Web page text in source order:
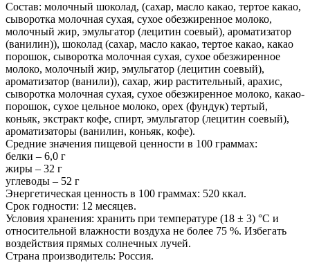
Состав: молочный шоколад, (сахар, масло какао, тертое какао,
сыворотка молочная сухая, сухое обезжиренное молоко,
молочный жир, эмульгатор (лецитин соевый), ароматизатор
(ванилин)), шоколад (сахар, масло какао, тертое какао, какао
порошок, сыворотка молочная сухая, сухое обезжиренное
молоко, молочный жир, эмульгатор (лецитин соевый),
ароматизатор (ванили)), сахар, жир растительный, арахис,
сыворотка молочная сухая, сухое обезжиренное молоко, какао-
порошок, сухое цельное молоко, орех (фундук) тертый,
коньяк, экстракт кофе, спирт, эмульгатор (лецитин соевый),
ароматизаторы (ванилин, коньяк, кофе).
Средние значения пищевой ценности в 100 граммах:
белки – 6,0 г
жиры – 32 г
углеводы – 52 г
Энергетическая ценность в 100 граммах: 520 ккал.
Срок годности: 12 месяцев.
Условия хранения: хранить при температуре (18 ± 3) °C и
относительной влажности воздуха не более 75 %. Избегать
воздействия прямых солнечных лучей.
Страна производитель: Россия.